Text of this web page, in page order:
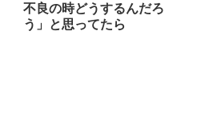
不良の時どうするんだろ
う」と思ってたら